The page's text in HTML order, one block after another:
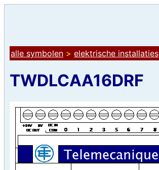
alle symbolen > elektrische installaties
TWDLCAA16DRF